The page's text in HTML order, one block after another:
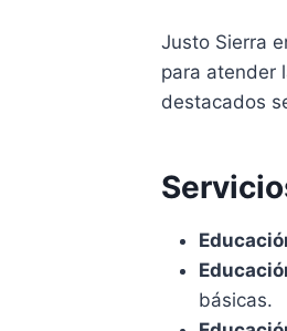
Justo Sierra
para atender
destacados
básicas.